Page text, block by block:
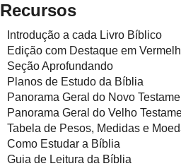
Recursos
Introdução a cada Livro Bíblico
Edição com Destaque em
Seção Aprofundando
Planos de Estudo da Bíblia
Panorama Geral do Novo
Panorama Geral do Velho
Tabela de Pesos, Medidas e
Como Estudar a Bíblia
Guia de Leitura da Bíblia